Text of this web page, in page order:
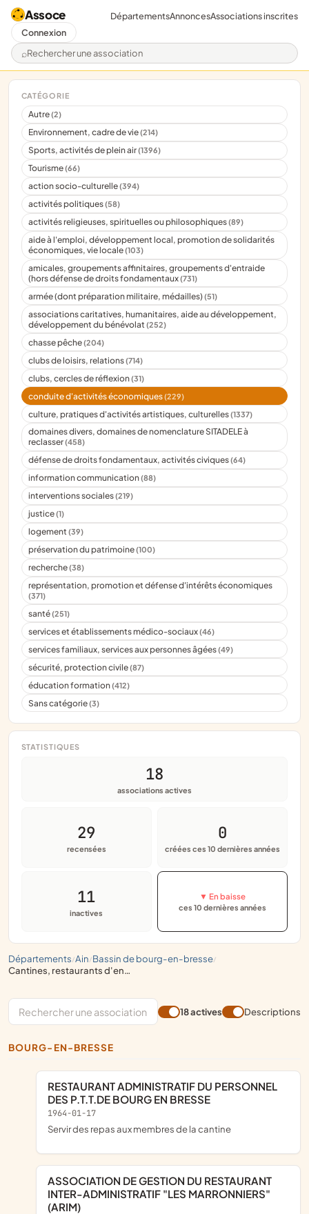
Assoce
Rechercher une association
DépartementsAnnoncesAssociations inscrites
Connexion
départements/ ain/ bassin de bourg-en-bresse/
cantines, restaurants d'entreprises
CATÉGORIE
Autre(2)
Environnement, cadre de vie(214)
Sports, activités de plein air(1396)
Tourisme(66)
action socio-culturelle(394)
activités politiques(58)
activités religieuses, spirituelles ou philosophiques(89)
aide à l'emploi, développement local, promotion de solidarités
économiques, vie locale(103)
amicales, groupements affinitaires, groupements d'entraide
(hors défense de droits fondamentaux(731)
armée (dont préparation militaire, médailles)(51)
associations caritatives, humanitaires, aide au développement,
développement du bénévolat(252)
chasse pêche(204)
clubs de loisirs, relations(714)
clubs, cercles de réflexion(31)
conduite d'activités économiques(229)
culture, pratiques d'activités artistiques, culturelles(1337)
domaines divers, domaines de nomenclature SITADELE à
reclasser(458)
défense de droits fondamentaux, activités civiques(64)
information communication(88)
interventions sociales(219)
justice(1)
logement(39)
préservation du patrimoine(100)
recherche(38)
représentation, promotion et défense d'intérêts économiques
(371)
santé(251)
services et établissements médico-sociaux(46)
services familiaux, services aux personnes âgées(49)
sécurité, protection civile(87)
éducation formation(412)
Sans catégorie(3)
STATISTIQUES
18
associations actives
29
recensées
0
créées ces 10 dernières années
11
inactives
▼ En baisse
ces 10 dernières années
18 actives Descriptions
BOURG-EN-BRESSE
RESTAURANT ADMINISTRATIF DU PERSONNEL
DES P.T.T.DE BOURG EN BRESSE
1964-01-17
servir des repas aux membres de la cantine
ASSOCIATION DE GESTION DU RESTAURANT
INTER-ADMINISTRATIF "LES MARRONNIERS"
(ARIM)